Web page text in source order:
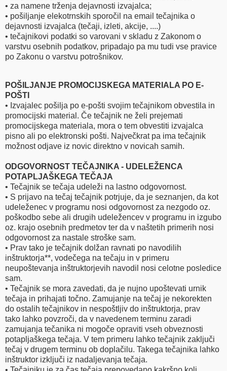
• za namene trženja dejavnosti izvajalca;
• pošiljanje elekotrnskih sporočil na email tečajnika o
dejavnosti izvajalca (tečaji, izleti, akcije, ....)
• tečajnikovi podatki so varovani v skladu z Zakonom o
varstvu osebnih podatkov, pripadajo pa mu tudi vse pravice
po Zakonu o varstvu potrošnikov.
POŠILJANJE PROMOCIJSKEGA MATERIALA PO E-
POŠTI
• Izvajalec pošilja po e-pošti svojim tečajnikom obvestila in
promocijski material. Če tečajnik ne želi prejemati
promocijskega materiala, mora o tem obvestiti izvajalca
pisno ali po elektronski pošti. Največkrat pa ima tečajnik
možnost odjave iz novic direktno v novicah samih.
ODGOVORNOST TEČAJNIKA - UDELEŽENCA
POTAPLJAŠKEGA TEČAJA
• Tečajnik se tečaja udeleži na lastno odgovornost.
• S prijavo na tečaj tečajnik potrjuje, da je seznanjen, da kot
udeleženec v programu nosi odgovornost za nezgodo oz.
poškodbo sebe ali drugih udeležencev v programu in izgubo
oz. krajo osebnih predmetov ter da v naštetih primerih nosi
odgovornost za nastale stroške sam.
• Prav tako je tečajnik dolžan ravnati po navodilih
inštruktorja**, vodečega na tečaju in v primeru
neupoštevanja inštruktorjevih navodil nosi celotne posledice
sam.
• Tečajnik se mora zavedati, da je nujno upoštevati urnik
tečaja in prihajati točno. Zamujanje na tečaj je nekorekten
do ostalih tečajnikov in nespoštljiv do inštruktorja, prav
tako lahko povzroči, da v navedenem terminu zaradi
zamujanja tečanika ni mogoče opraviti vseh obveznosti
potapljaškega tečaja. V tem primeru lahko tečajnik zaključi
tečaj v drugem terminu ob doplačilu. Takega tečajnika lahko
inštruktor izključi iz nadaljevanja tečaja.